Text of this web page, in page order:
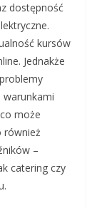
dostępność
kursów
Jednakże
może
również
–
catering czy